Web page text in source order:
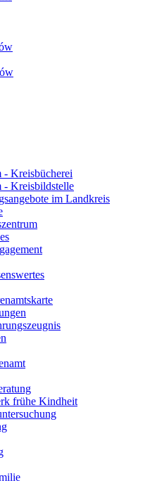
- Kreisbücherei
- Kreisbildstelle
im Landkreis
frühe Kindheit